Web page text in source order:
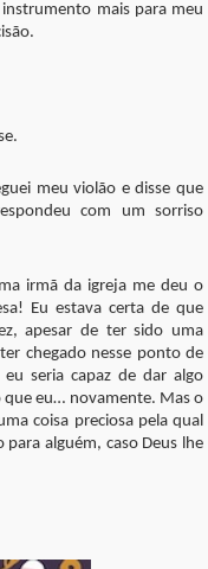
instrumento mais para meu
meu violão e disse que
com um sorriso
irmã da igreja me deu o
Eu estava certa de que
apesar de ter sido uma
chegado nesse ponto de
seria capaz de dar algo
que eu… novamente. Mas o
coisa preciosa pela qual
alguém, caso Deus lhe